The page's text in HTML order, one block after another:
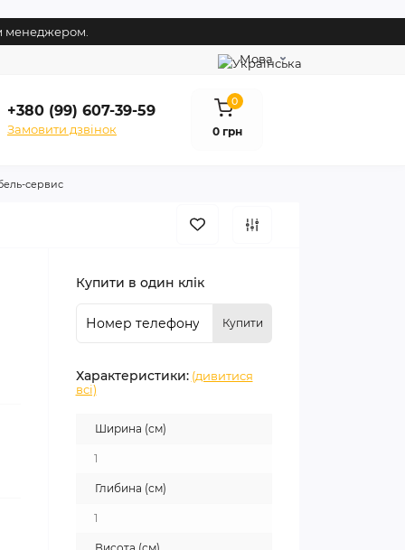
менеджером.
Мова
+380 (99) 607-39-59
Замовити дзвінок
0
0 грн
сервис
Купити в один клік
Купити
Характеристики: (дивитися
всі)
Ширина (см)
1
Глибина (см)
1